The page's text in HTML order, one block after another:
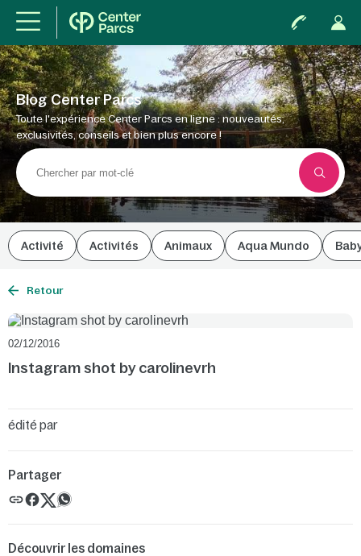
Blog Center Parcs
Toute l'expérience Center Parcs en ligne : nouveautés,
exclusivités, conseils et bien plus encore !
Activité Activités Animaux Aqua Mundo
Retour
02/12/2016
Instagram shot by carolinevrh
édité par
Découvrir les domaines
Partager